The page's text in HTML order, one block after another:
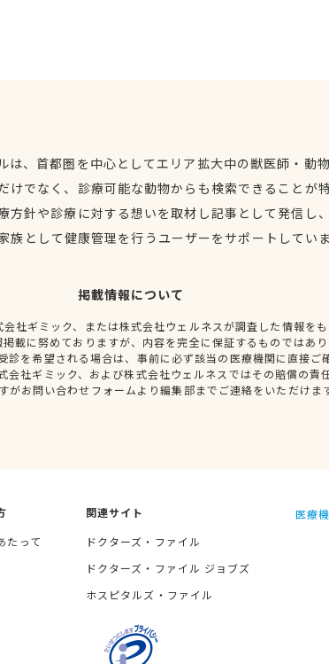
は、首都圏を中心としてエリア拡大中の獣医師・動
けでなく、診療可能な動物からも検索できることが
方針や診療に対する想いを取材し記事として発信し
族として健康管理を行うユーザーをサポートしてい
掲載情報について
社ギミック、または株式会社ウェルネスが調査した情報を
載に努めておりますが、内容を完全に保証するものではあ
診を希望される場合は、事前に必ず該当の医療機関に直接ご
会社ギミック、および株式会社ウェルネスではその賠償の責
がお問い合わせフォームより編集部までご連絡をいただけま
たって
関連サイト
ドクターズ・ファイル
ドクターズ・ファイル ジョブズ
ホスピタルズ・ファイル
医療